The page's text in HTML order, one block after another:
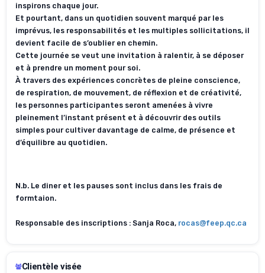
inspirons chaque jour.
Et pourtant, dans un quotidien souvent marqué par les
imprévus, les responsabilités et les multiples sollicitations, il
devient facile de s’oublier en chemin.
Cette journée se veut une invitation à ralentir, à se déposer
et à prendre un moment pour soi.
À travers des expériences concrètes de pleine conscience,
de respiration, de mouvement, de réflexion et de créativité,
les personnes participantes seront amenées à vivre
pleinement l’instant présent et à découvrir des outils
simples pour cultiver davantage de calme, de présence et
d’équilibre au quotidien.
N.b. Le diner et les pauses sont inclus dans les frais de
formtaion.
Responsable des inscriptions : Sanja Roca, rocas@feep.qc.ca
Clientèle visée